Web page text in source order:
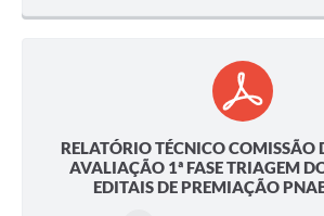
RELATÓRIO TÉCNICO COMISSÃO
AVALIAÇÃO 1ª FASE TRIAGEM
EDITAIS DE PREMIAÇÃO